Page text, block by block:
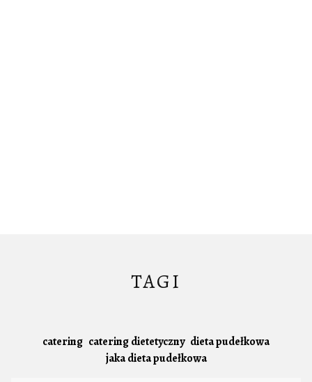
TAGI
catering catering dietetyczny dieta pudełkowa
jaka dieta pudełkowa